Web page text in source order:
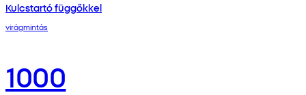
Kulcstartó függőkkel
virágmintás
1000